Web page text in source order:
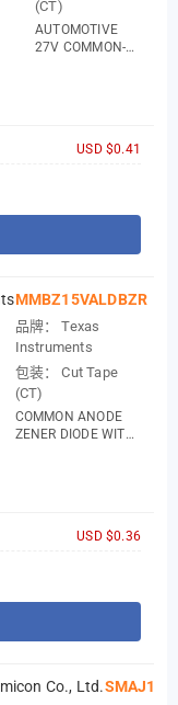
(CT)
AUTOMOTIVE
27V COMMON-
USD $0.41
MMBZ15VALDBZR
品牌：
Texas
Instruments
包装：
Cut Tape
(CT)
COMMON ANODE
ZENER DIODE WITH
USD $0.36